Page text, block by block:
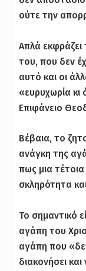
ούτε την
Απλά εκφράζει
του, που δεν
αυτό και οι
«ευρυχωρία κι
Επιφάνειο
Βέβαια, το
ανάγκη της
πως μια
σκληρότητα
Το σημαντικό
αγάπη του
αγάπη που
διακονήσει